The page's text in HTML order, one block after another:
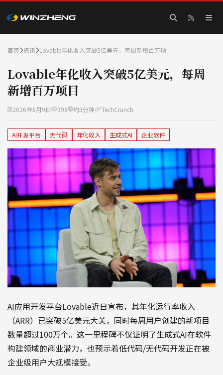
首页 资讯 Lovable年化收入突破5亿美元，每周新增百万项…
Lovable年化收入突破5亿美元，每周
新增百万项目
2026年6月9日 398 约3分钟 TechCrunch
AI开发平台 无代码 年化收入 生成式AI 企业软件
AI应用开发平台Lovable近日宣布，其年化运行率收入
（ARR）已突破5亿美元大关，同时每周用户创建的新项目
数量超过100万个。这一里程碑不仅证明了生成式AI在软件
构建领域的商业潜力，也预示着低代码/无代码开发正在被
企业级用户大规模接受。